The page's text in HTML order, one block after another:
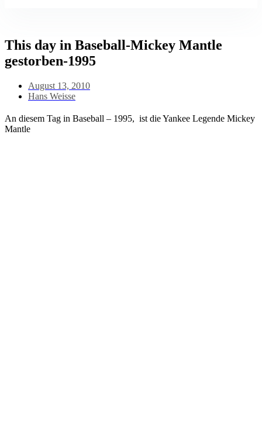
This day in Baseball-Mickey Mantle
gestorben-1995
August 13, 2010
Hans Weisse
An diesem Tag in Baseball – 1995, ist die Yankee Legende Mickey
Mantle